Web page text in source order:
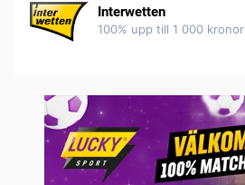
Interwetten
100% upp till 1 000 kronor